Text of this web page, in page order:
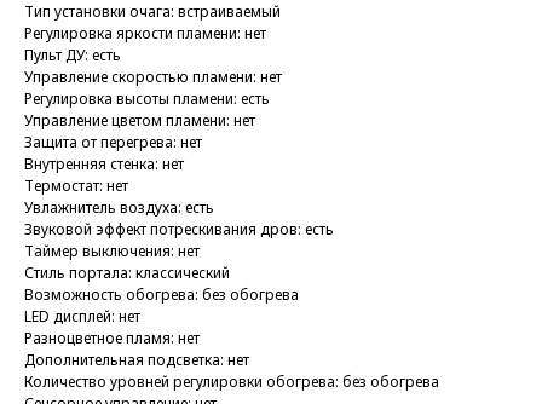
Тип установки очага: встраиваемый
Регулировка яркости пламени: нет
Пульт ДУ: есть
Управление скоростью пламени: нет
Регулировка высоты пламени: есть
Управление цветом пламени: нет
Защита от перегрева: нет
Внутренняя стенка: нет
Термостат: нет
Увлажнитель воздуха: есть
Звуковой эффект потрескивания дров: есть
Таймер выключения: нет
Стиль портала: классический
Возможность обогрева: без обогрева
LED дисплей: нет
Разноцветное пламя: нет
Дополнительная подсветка: нет
Количество уровней регулировки обогрева: без обогрева